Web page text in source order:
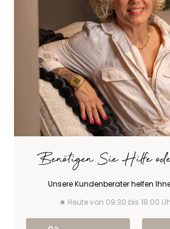
Benötigen Sie Hilfe
Unsere Kundenberater helfen
Heute von 09:30 bis 18:00